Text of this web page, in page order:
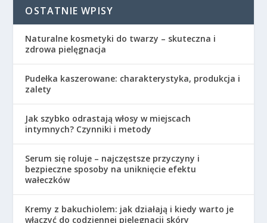
OSTATNIE WPISY
Naturalne kosmetyki do twarzy – skuteczna i
zdrowa pielęgnacja
Pudełka kaszerowane: charakterystyka, produkcja i
zalety
Jak szybko odrastają włosy w miejscach
intymnych? Czynniki i metody
Serum się roluje – najczęstsze przyczyny i
bezpieczne sposoby na uniknięcie efektu
wałeczków
Kremy z bakuchiolem: jak działają i kiedy warto je
włączyć do codziennej pielęgnacji skóry